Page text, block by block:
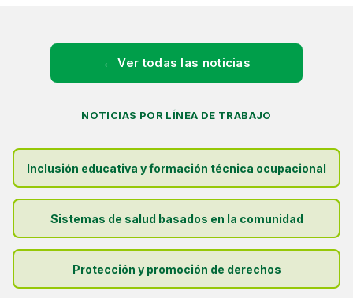
← Ver todas las noticias
NOTICIAS POR LÍNEA DE TRABAJO
Inclusión educativa y formación técnica ocupacional
Sistemas de salud basados en la comunidad
Protección y promoción de derechos